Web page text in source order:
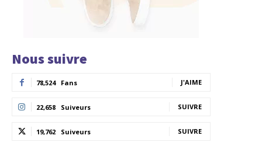
Nous suivre
78,524 Fans J'AIME
22,658 Suiveurs SUIVRE
19,762 Suiveurs SUIVRE